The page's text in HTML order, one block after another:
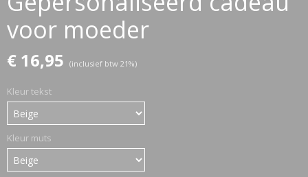
voor moeder
€ 16,95 (inclusief btw 21%)
Kleur tekst
Kleur muts